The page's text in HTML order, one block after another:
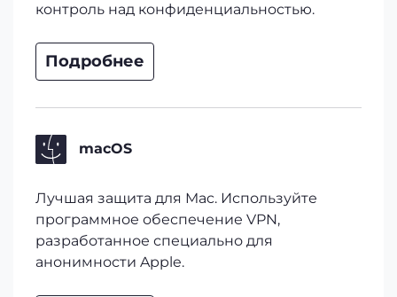
контроль над конфиденциальностью.
Подробнее
macOS
Лучшая защита для Mac. Используйте
программное обеспечение VPN,
разработанное специально для
анонимности Apple.